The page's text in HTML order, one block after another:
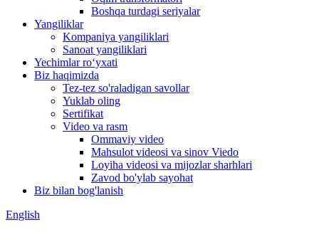
Boshqa turdagi seriyalar
Yangiliklar
Kompaniya yangiliklari
Sanoat yangiliklari
Yechimlar roʻyxati
Biz haqimizda
Tez-tez so'raladigan savollar
Yuklab oling
Sertifikat
Video va rasm
Ommaviy video
Mahsulot videosi va sinov Viedo
Loyiha videosi va mijozlar sharhlari
Zavod bo'ylab sayohat
Biz bilan bog'lanish
English